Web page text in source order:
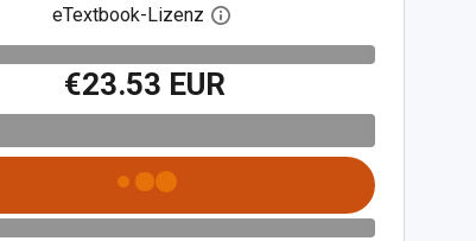
eTextbook-Lizenz Digitalen Lizenzdialog öffnen
€23.53 EUR